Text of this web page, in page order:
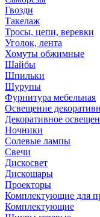
Гвозди
Такелаж
Тросы, цепи, веревки
Уголок, лента
Хомуты обжимные
Шайбы
Шпильки
Шурупы
Фурнитура мебельная
Освещение
Декоративное
Ночники
Солевые лампы
Свечи
Дискосвет
Дискошары
Проекторы
Комплектующие для
Комплектующие